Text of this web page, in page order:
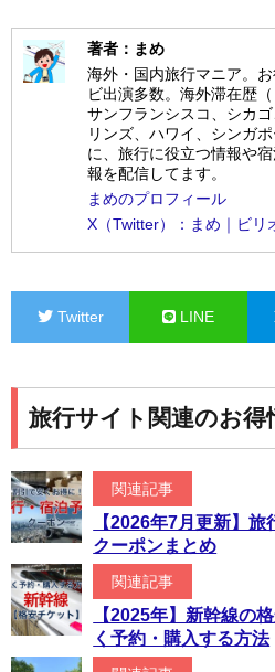
著者：まめ
海外・国内旅行マニア。
ビ出演多数。海外滞在歴
サンフランシスコ、シカ
リンズ、ハワイ、シンガ
に、旅行に役立つ情報や
報を配信してます。
まめのプロフィール
X（Twitter）：まめ｜ビリ
Twitter LINE
旅行サイト関連のお得
関連記事
【2026年7月更新】旅
クーポンまとめ
関連記事
【2025年】新幹線の
く予約・購入する方法